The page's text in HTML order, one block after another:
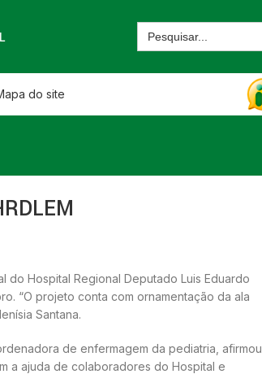
do site
Hospital Regional Deputado Luis Eduardo
“O projeto conta com ornamentação da ala
Santana.
de enfermagem da pediatria, afirmou
a ajuda de colaboradores do Hospital e